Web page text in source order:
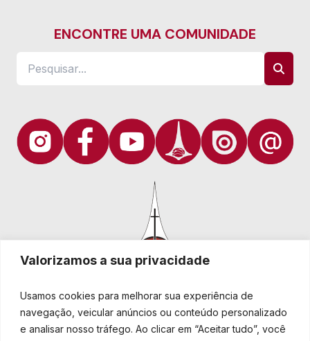
Valorizamos a sua privacidade
Usamos cookies para melhorar sua experiência de
navegação, veicular anúncios ou conteúdo personalizado
e analisar nosso tráfego. Ao clicar em “Aceitar tudo”, você
ENCONTRE UMA COMUNIDADE
Igreja Evangélica de Confissão Luterana no Brasil